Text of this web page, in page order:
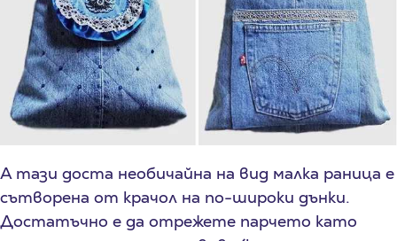
А тази доста необичайна на вид малка раница е
сътворена от крачол на по-широки дънки.
Достатъчно е да отрежете парчето като